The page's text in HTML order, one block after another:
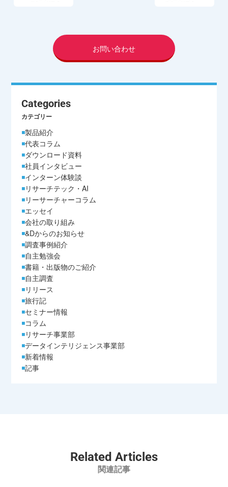
お問い合わせ
Categories
カテゴリー
製品紹介
代表コラム
ダウンロード資料
社員インタビュー
インターン体験談
リサーチテック・AI
リーサーチャーコラム
エッセイ
会社の取り組み
&Dからのお知らせ
調査事例紹介
自主勉強会
書籍・出版物のご紹介
自主調査
リリース
旅行記
セミナー情報
コラム
リサーチ事業部
データインテリジェンス事業部
新着情報
記事
Related Articles
関連記事